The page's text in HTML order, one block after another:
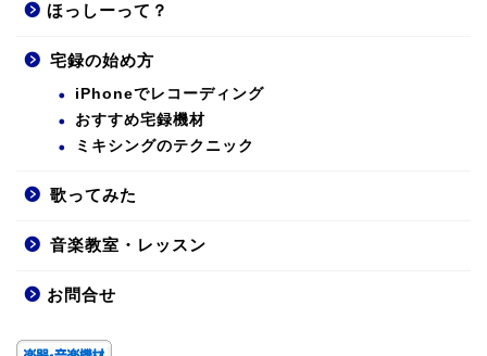
ほっしーって？
宅録の始め方
iPhoneでレコーディング
おすすめ宅録機材
ミキシングのテクニック
歌ってみた
音楽教室・レッスン
お問合せ